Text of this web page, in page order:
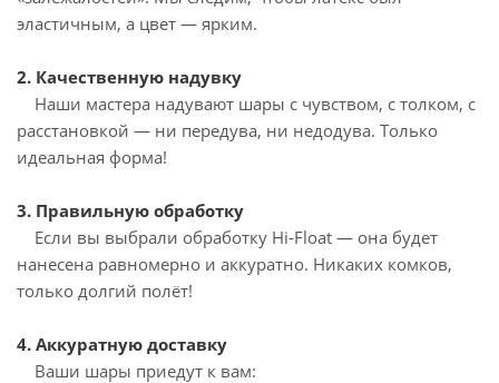
эластичным, а цвет — ярким.
2. Качественную надувку
Наши мастера надувают шары с чувством, с толком, с
расстановкой — ни передува, ни недодува. Только
идеальная форма!
3. Правильную обработку
Если вы выбрали обработку Hi‑Float — она будет
нанесена равномерно и аккуратно. Никаких комков,
только долгий полёт!
4. Аккуратную доставку
Ваши шары приедут к вам: